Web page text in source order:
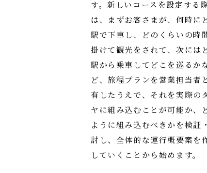
す。新しいコースを設定する
は、まずお客さまが、何時に
駅で下車し、どのくらいの時
掛けて観光をされて、次には
駅から乗車してどこを巡るか
ど、旅程プランを営業担当者
有したうえで、それを実際の
ヤに組み込むことが可能か、
ように組み込むべきかを検証
討し、全体的な運行概要案を
していくことから始めます。